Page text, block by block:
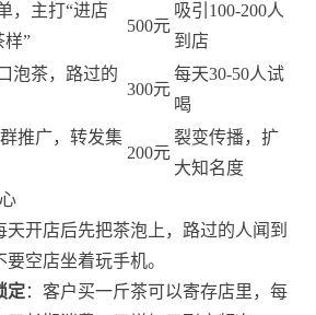
，主打“进店
样”
500元
吸引100-200人
到店
泡茶，路过的
300元
每天30-50人试
喝
推广，转发集
200元
裂变传播，扩
大知名度
天开店后先把茶泡上，路过的人闻到
空店坐着玩手机。
定：客户买一斤茶可以寄存店里，每